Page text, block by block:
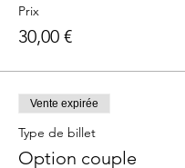
Prix
30,00 €
Vente expirée
Type de billet
Option couple